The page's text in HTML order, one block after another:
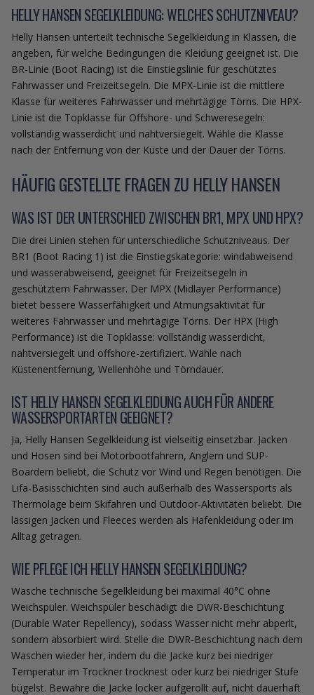
HELLY HANSEN SEGELKLEIDUNG: WELCHES SCHUTZNIVEAU?
Helly Hansen unterteilt technische Segelkleidung in Klassen, die
angeben, für welche Bedingungen die Kleidung geeignet ist. Die
BR-Linie (Boot Racing) ist die Einstiegslinie für geschütztes
Fahrwasser und Freizeitsegeln. Die MPX-Linie ist die mittlere
Klasse für weiteres Fahrwasser und mehrtägige Törns. Die HPX-
Linie ist die Topklasse für Offshore- und Schweresegeln:
vollständig wasserdicht und nahtversiegelt. Wähle die Klasse
nach der Entfernung von der Küste und der Dauer der Törns.
HÄUFIG GESTELLTE FRAGEN ZU HELLY HANSEN
WAS IST DER UNTERSCHIED ZWISCHEN BR1, MPX UND HPX?
Die drei Linien stehen für unterschiedliche Schutzniveaus. Der
BR1 (Boot Racing 1) ist die Einstiegskategorie: windabweisend
und wasserabweisend, geeignet für Freizeitsegeln in
geschütztem Fahrwasser. Der MPX (Midlayer Performance)
bietet bessere Wasserfähigkeit und Atmungsaktivität für
weiteres Fahrwasser und mehrtägige Törns. Der HPX (High
Performance) ist die Topklasse: vollständig wasserdicht,
nahtversiegelt und offshore-zertifiziert. Wähle nach
Küstenentfernung, Wellenhöhe und Törndauer.
IST HELLY HANSEN SEGELKLEIDUNG AUCH FÜR ANDERE
WASSERSPORTARTEN GEEIGNET?
Ja, Helly Hansen Segelkleidung ist vielseitig einsetzbar. Jacken
und Hosen sind bei Motorbootfahrern, Anglern und SUP-
Boardern beliebt, die Schutz vor Wind und Regen benötigen. Die
Lifa-Basisschichten sind auch außerhalb des Wassersports als
Thermolage beim Skifahren und Outdoor-Aktivitäten beliebt. Die
lässigen Jacken und Fleeces werden als Hafenkleidung oder im
Alltag getragen.
WIE PFLEGE ICH HELLY HANSEN SEGELKLEIDUNG?
Wasche technische Segelkleidung bei maximal 40°C ohne
Weichspüler. Weichspüler beschädigt die DWR-Beschichtung
(Durable Water Repellency), sodass Wasser nicht mehr abperlt,
sondern absorbiert wird. Stelle die DWR-Beschichtung nach dem
Waschen wieder her, indem du die Jacke kurz bei niedriger
Temperatur im Trockner trocknest oder kurz bei niedriger Stufe
bügelst. Bewahre die Jacke locker aufgerollt auf, nicht dauerhaft